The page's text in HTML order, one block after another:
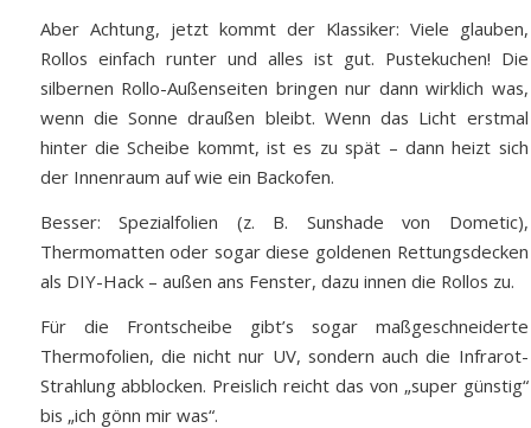
Aber Achtung, jetzt kommt der Klassiker: Viele glauben,
Rollos einfach runter und alles ist gut. Pustekuchen! Die
silbernen Rollo-Außenseiten bringen nur dann wirklich was,
wenn die Sonne draußen bleibt. Wenn das Licht erstmal
hinter die Scheibe kommt, ist es zu spät – dann heizt sich
der Innenraum auf wie ein Backofen.
Besser: Spezialfolien (z. B. Sunshade von Dometic),
Thermomatten oder sogar diese goldenen Rettungsdecken
als DIY-Hack – außen ans Fenster, dazu innen die Rollos zu.
Für die Frontscheibe gibt’s sogar maßgeschneiderte
Thermofolien, die nicht nur UV, sondern auch die Infrarot-
Strahlung abblocken. Preislich reicht das von „super günstig“
bis „ich gönn mir was“.